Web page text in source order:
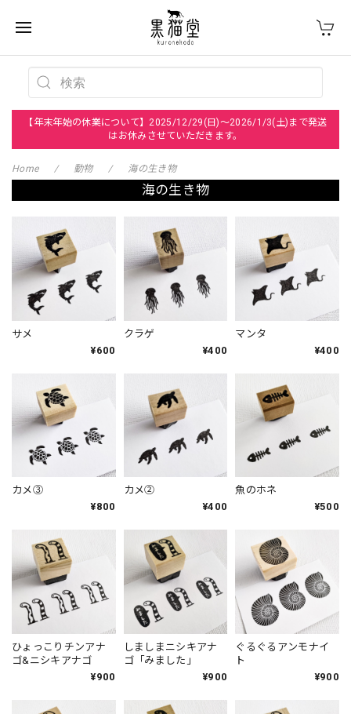
【年末年始の休業について】2025/12/29(日)～2026/1/3(土)まで発送
はお休みさせていただきます。
Home 動物 海の生き物
海の生き物
サメ
¥600
クラゲ
¥400
マンタ
¥400
カメ③
¥800
カメ②
¥400
魚のホネ
¥500
ひょっこりチンアナ
ゴ&ニシキアナゴ
¥900
しましまニシキアナ
ゴ「みました」
¥900
ぐるぐるアンモナイ
ト
¥900